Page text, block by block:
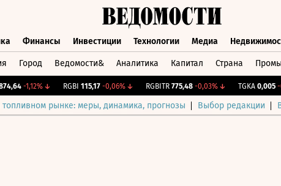
Финансы Инвестиции Технологии Медиа
Город Ведомости& Аналитика Капитал Страна
-1,12%↓ RGBI 115,17 -0,06%↓ RGBITR 775,48 -0,03%↓ TGKA 0,005 -
топливном рынке: меры, динамика, прогнозы Выбор редакции